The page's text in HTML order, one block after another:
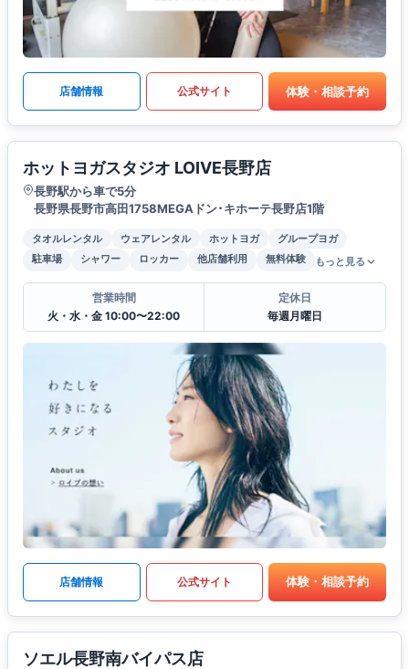
店舗情報 公式サイト 体験・相談予約
ホットヨガスタジオ LOIVE長野店
長野駅から車で5分
長野県長野市高田1758MEGAドン･キホーテ長野店1階
タオルレンタル ウェアレンタル ホットヨガ
グループヨガ
駐車場
シャワー ロッカー 他店舗利用 無料体験 もっと見る
営業時間
火・水・金 10:00〜22:00
定休日
毎週月曜日
店舗情報 公式サイト 体験・相談予約
ソエル長野南バイパス店